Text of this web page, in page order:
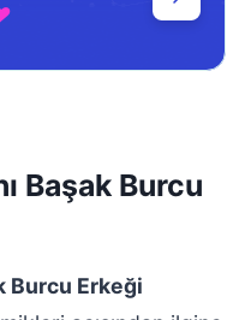
Başak Burcu
Burcu Erkeği